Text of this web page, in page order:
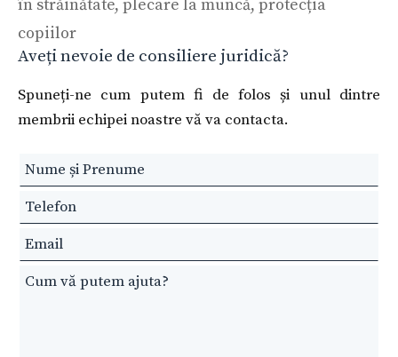
în străinătate, plecare la muncă, protecția
copiilor
Aveți nevoie de consiliere juridică?
Spuneți-ne cum putem fi de folos și unul dintre
membrii echipei noastre vă va contacta.
Leave
this
field
blank